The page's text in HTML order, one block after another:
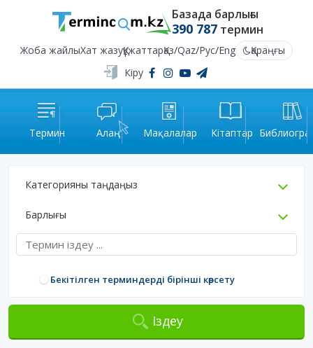
Базада барлығы
390 787термин
Жоба жайлыХат жазуҚұжаттарҚаз/Qaz/Рус/Eng
Қараңғы
Кіру
Термин Алаң Мақалалар Кітаптар
Категорияны таңдаңыз
Барлығы
Бекітілген терминдерді бірінші көрсету
Іздеу